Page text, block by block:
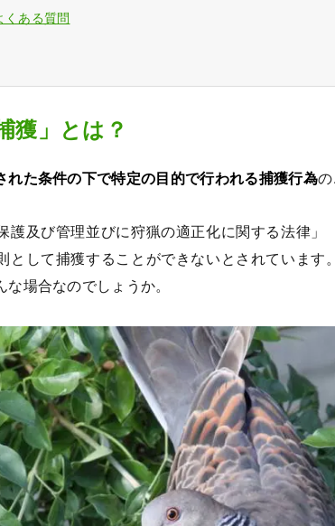
くある質問
獲」とは？
れた条件の下で特定の目的で行われる捕獲行為の
護及び管理並びに狩猟の適正化に関する法律」
として捕獲することができないとされています
場合なのでしょうか。